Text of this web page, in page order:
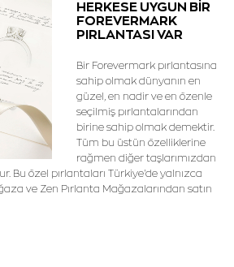
HERKESE UYGUN BİR
FOREVERMARK
PIRLANTASI VAR
Bir Forevermark pırlantasına
sahip olmak dünyanın en
güzel, en nadir ve en özenle
seçilmiş pırlantalarından
birine sahip olmak demektir.
Tüm bu üstün özelliklerine
rağmen diğer taşlarımızdan
Bu özel pırlantaları Türkiye'de yalnızca
ve Zen Pırlanta Mağazalarından satın